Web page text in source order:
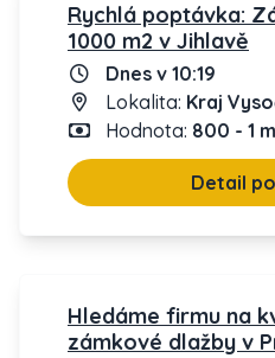
Rychlá poptávka:
1000 m2 v Jihlavě
Dnes v 10:19
Lokalita: Kraj
Hodnota: 800 - 1
Detail
Hledáme firmu na
zámkové dlažby v